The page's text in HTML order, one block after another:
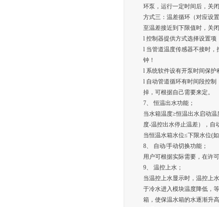
环泵，运行一定时间后，关
方式三：温差循环（对应设
至温差接近到下限值时，关
l 控制器提供方式选择设置项
l 当管道温度传感器不接时
钟！
l 系统软件设有开泵时间保
l 自动管道循环有时间段控
掉，可根据自己需要来定。
7、 恒温出水功能；
当水箱温度≥恒温出水启动
度-温控出水停止温差），自
当恒温水箱水位≤下限水位(
8、 自动/手动切换功能；
用户可根据实际需要，在许
9、 温控上水；
当温控上水显示时，温控上
于冷水进入模块温度降低，
箱，使保温水箱的水逐渐升